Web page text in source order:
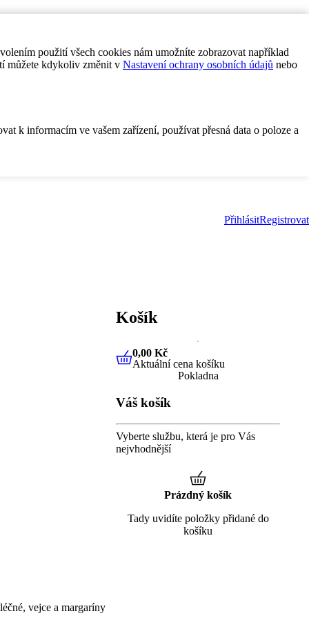
použití všech cookies nám umožníte zobrazovat například
můžete kdykoliv změnit v Nastavení ochrany osobních údajů nebo
k informacím ve vašem zařízení, používat přesná data o poloze a
PřihlásitRegistrovat
vejce a margaríny
Košík
0,00 KčAktuální cena košíku
0,00 Kč
Aktuální cena košíku
Pokladna
Váš košík
Vyberte službu, která je pro Vás
nejvhodnější
Prázdný košík
Tady uvidíte položky přidané do
košíku